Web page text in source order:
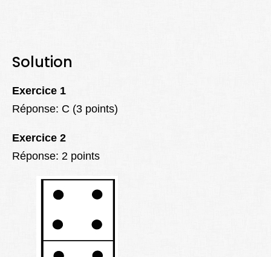
Solution
Exercice 1
Réponse: C (3 points)
Exercice 2
Réponse: 2 points